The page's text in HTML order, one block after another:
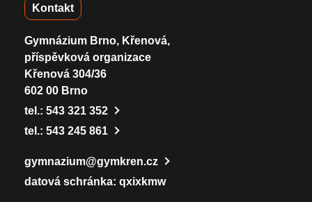
Kontakt
Gymnázium Brno, Křenová,
příspěvková organizace
Křenová 304/36
602 00 Brno
tel.: 543 321 352
tel.: 543 245 861
gymnazium@gymkren.cz
datová schránka: qxixkmw